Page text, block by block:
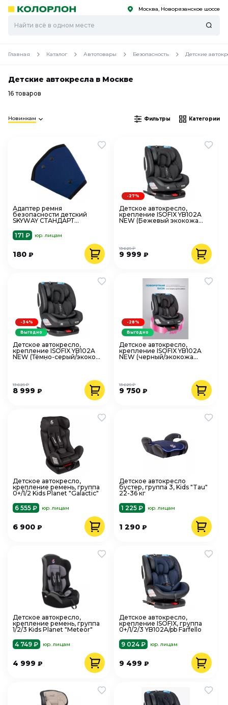
Скоро
Скоро Москва, Новорязанское шоссе
Главная Каталог Автотовары Безопасность Детские
Детские автокресла в Москве
16 товаров
Новинкам Фильтры Категории
Адаптер ремня
безопасности детский
SKYWAY СТАНДАРТ
171 ₽
юр. лицам
180 ₽
Детское автокресло,
крепление ISOFIX YB102A
NEW (Бежевый экокожа
9 999₽
13 625 ₽
-27%
Детское автокресло,
крепление ISOFIX YB102A
NEW (Тёмно-серый/экокожа
8 999 ₽
13 625 ₽
-34%
Выгодно
Детское автокресло,
крепление ISOFIX YB102A
NEW (черный/экокожа
9 750₽
13 625 ₽
-28%
Выгодно
Детское автокресло,
крепление ремень, группа
0+/1/2 Kids Planet "Galactic"
6 555 ₽
юр. лицам
6 900 ₽
Детское автокресло
бустер, группа 3, Kids "Tau"
22-36 кг
1 225 ₽
юр. лицам
1 290₽
Детское автокресло,
крепление ремень, группа
1/2/3 Kids Planet "Meteor"
4 749 ₽
юр. лицам
4 999 ₽
Детское автокресло,
крепление ISOFIX, группа
0+/1/2/3 YB102A/pb Farfello
9 024 ₽
юр. лицам
9 499₽